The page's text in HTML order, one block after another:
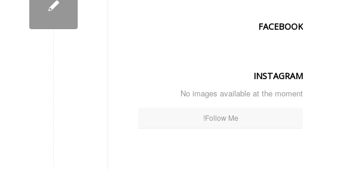
FACEBOOK
INSTAGRAM
No images available at the moment
Follow Me!